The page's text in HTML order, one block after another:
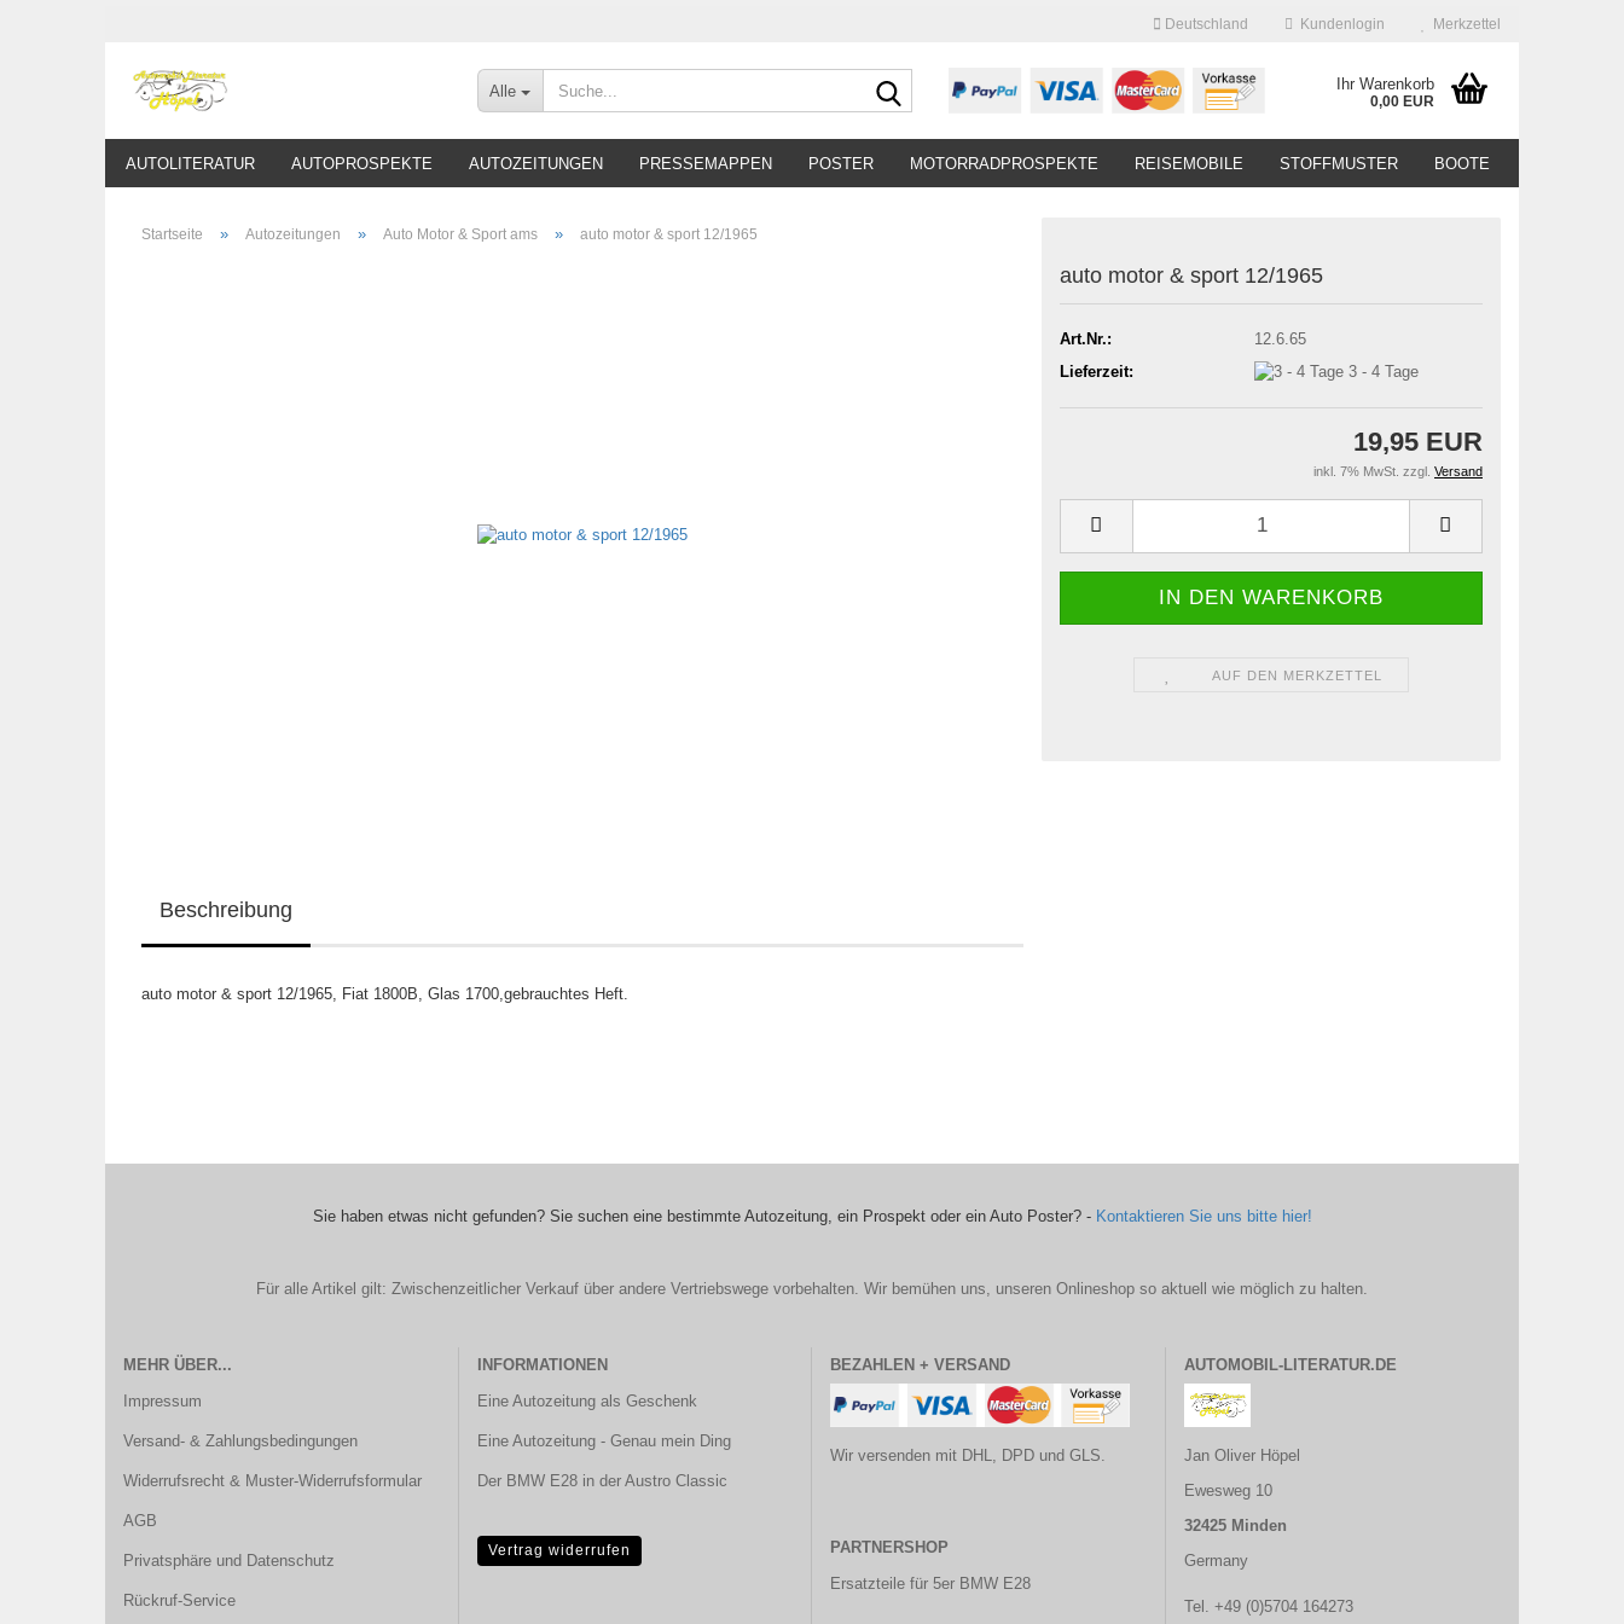
Deutschland Kundenlogin Merkzettel
Alle
Suche... Ihr Warenkorb
0,00 EUR
AUTOLITERATUR AUTOPROSPEKTE AUTOZEITUNGEN PRESSEMAPPEN POSTER MOTORRADPROSPEKTE REISEMOBILE STOFFMUSTER BOOTE
Startseite » Autozeitungen » Auto Motor & Sport ams » auto motor & sport 12/1965
auto motor & sport 12/1965
Art.Nr.:
12.6.65
Lieferzeit:
3 - 4 Tage
19,95 EUR
inkl. 7% MwSt. zzgl. Versand
AUF DEN MERKZETTEL
Beschreibung
auto motor & sport 12/1965, Fiat 1800B, Glas 1700,gebrauchtes Heft.
Sie haben etwas nicht gefunden? Sie suchen eine bestimmte Autozeitung, ein Prospekt oder ein Auto Poster? - Kontaktieren Sie uns bitte hier!
Für alle Artikel gilt: Zwischenzeitlicher Verkauf über andere Vertriebswege vorbehalten. Wir bemühen uns, unseren Onlineshop so aktuell wie möglich zu halten.
MEHR ÜBER...
Impressum
Versand- & Zahlungsbedingungen
Widerrufsrecht & Muster-Widerrufsformular
AGB
Privatsphäre und Datenschutz
Rückruf-Service
INFORMATIONEN
Eine Autozeitung als Geschenk
Eine Autozeitung - Genau mein Ding
Der BMW E28 in der Austro Classic
Vertrag widerrufen
BEZAHLEN + VERSAND
Wir versenden mit DHL, DPD und GLS.
PARTNERSHOP
Ersatzteile für 5er BMW E28
AUTOMOBIL-LITERATUR.DE
Jan Oliver Höpel
Ewesweg 10
32425 Minden
Germany
Tel. +49 (0)5704 164273